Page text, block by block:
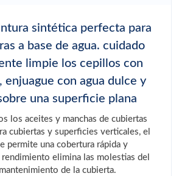
sintética perfecta para
a base de agua. cuidado
limpie los cepillos con
enjuague con agua dulce y
una superficie plana
los aceites y manchas de cubiertas
cubiertas y superficies verticales, el
permite una cobertura rápida y
elimina las molestias del
de la cubierta.